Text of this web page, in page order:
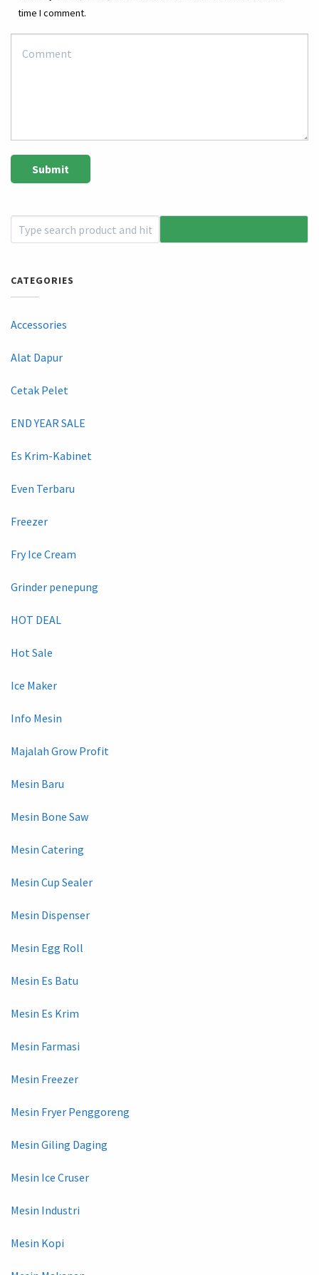
time I comment.
CATEGORIES
Accessories
Alat Dapur
Cetak Pelet
END YEAR SALE
Es Krim-Kabinet
Even Terbaru
Freezer
Fry Ice Cream
Grinder penepung
HOT DEAL
Hot Sale
Ice Maker
Info Mesin
Majalah Grow Profit
Mesin Baru
Mesin Bone Saw
Mesin Catering
Mesin Cup Sealer
Mesin Dispenser
Mesin Egg Roll
Mesin Es Batu
Mesin Es Krim
Mesin Farmasi
Mesin Freezer
Mesin Fryer Penggoreng
Mesin Giling Daging
Mesin Ice Cruser
Mesin Industri
Mesin Kopi